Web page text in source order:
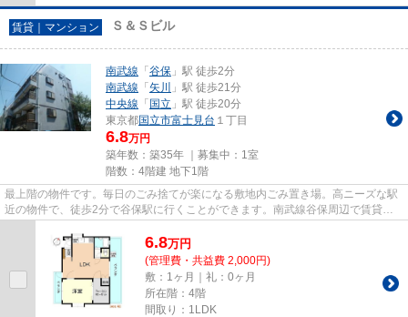
賃貸｜マンション Ｓ＆Ｓビル
南武線 「 谷保 」駅 徒歩2分
南武線 「 矢川
」駅 徒歩21分
中央線 「 国立 」駅 徒歩20分
東京都国立市富士見台 １丁目
6.8万円
築年数：築35年 ｜募集中： 1室
階数：4階建 地下1階
最上階の物件です。毎日のごみ捨てが楽になる敷地内ごみ置き場。高ニーズな駅
近の物件で、徒歩2分で谷保駅に行くことができます。南武線谷保周辺で賃貸情
6.8万円
(管理費・共益費 2,000円)
敷：1ヶ月｜礼：0ヶ月
所在階：4階
間取り：1LDK